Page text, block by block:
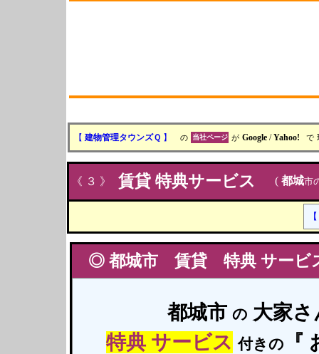
【建物管理タウンズＱ 】 の 当社ページ が Google /Yahoo! で
《 ３ 》 賃貸 特典サービス ( 都城市
【
◎ 都城市 賃貸 特典 サービ
都城市 の 大家
特典 サービス 付きの
『